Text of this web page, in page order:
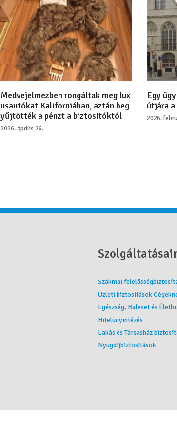
Medvejelmezben rongáltak meg lux
usautókat Kaliforniában, aztán beg
yűjtötték a pénzt a biztosítóktól
2026. április 26.
Egy
útjára
2026.
Szakmai
Üzleti biztosítások
Egészség, Baleset és
Hitelügyintézés
Lakás és Társasház
Nyugdíjbiztosítások